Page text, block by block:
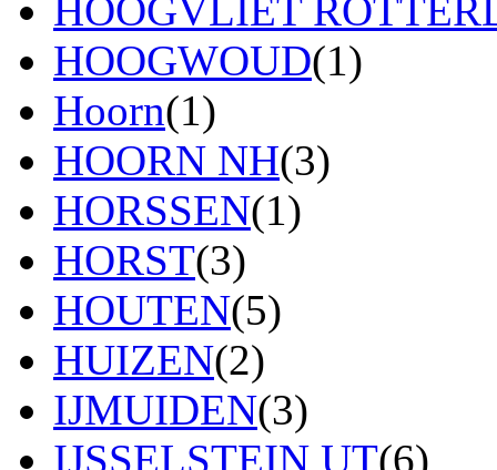
HOOGVLIET
HOOGWOUD(1)
Hoorn(1)
HOORN NH(3)
HORSSEN(1)
HORST(3)
HOUTEN(5)
HUIZEN(2)
IJMUIDEN(3)
IJSSELSTEIN UT(6)